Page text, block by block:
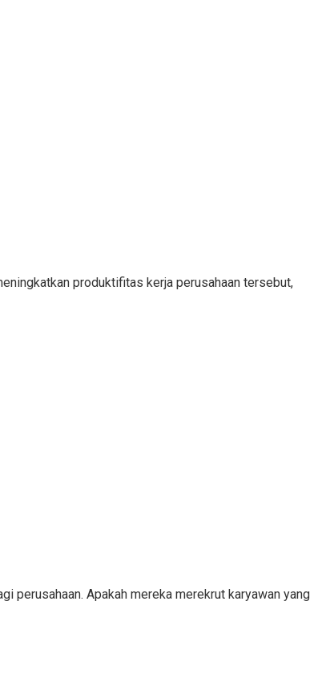
produktifitas kerja perusahaan tersebut,
perusahaan. Apakah mereka merekrut karyawan yang